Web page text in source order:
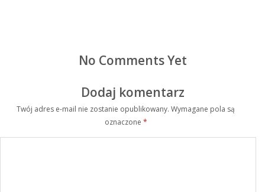
No Comments Yet
Dodaj komentarz
Twój adres e-mail nie zostanie opublikowany. Wymagane pola są
oznaczone *